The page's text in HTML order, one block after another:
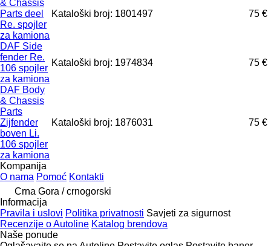
& Chassis
Parts deel
Re. spojler
za kamiona
Kataloški broj: 1801497 75 €
DAF Side
fender Re.
106 spojler
za kamiona
Kataloški broj: 1974834 75 €
DAF Body
& Chassis
Parts
Zijfender
boven Li.
106 spojler
za kamiona
Kataloški broj: 1876031 75 €
Kompanija
O nama Pomoć Kontakti
Crna Gora / crnogorski
Informacija
Pravila i uslovi Politika privatnosti Savjeti za sigurnost
Recenzije o Autoline Katalog brendova
Naše ponude